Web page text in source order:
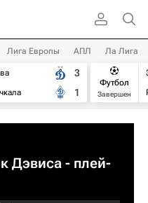
Лига Европы АПЛ Ла Лига
3
1
Футбол
Завершен
Дэвиса - плей-